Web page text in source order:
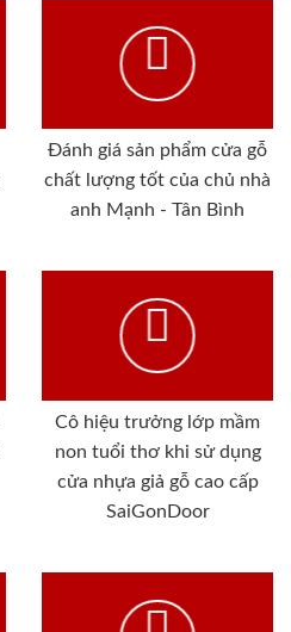
Đánh giá sản phẩm cửa gỗ
chất lượng tốt của chủ nhà
anh Mạnh - Tân Bình
Cô hiệu trưởng lớp mầm
non tuổi thơ khi sử dụng
cửa nhựa giả gỗ cao cấp
SaiGonDoor